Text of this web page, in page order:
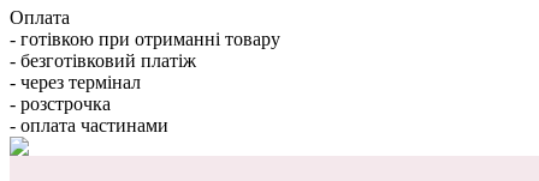
Оплата
- готівкою при отриманні товару
- безготівковий платіж
- через термінал
- розстрочка
- оплата частинами